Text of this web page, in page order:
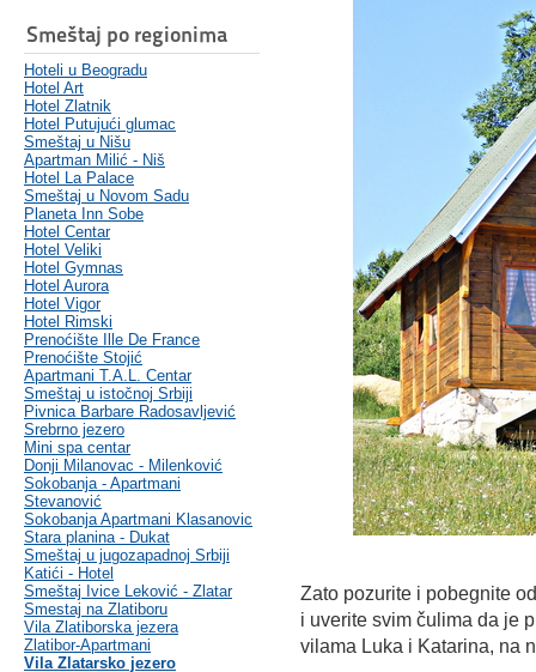
Smeštaj po regionima
Hoteli u Beogradu
Hotel Art
Hotel Zlatnik
Hotel Putujući glumac
Smeštaj u Nišu
Apartman Milić - Niš
Hotel La Palace
Smeštaj u Novom Sadu
Planeta Inn Sobe
Hotel Centar
Hotel Veliki
Hotel Gymnas
Hotel Aurora
Hotel Vigor
Hotel Rimski
Prenoćište Ille De France
Prenoćište Stojić
Apartmani T.A.L. Centar
Smeštaj u istočnoj Srbiji
Pivnica Barbare Radosavljević
Srebrno jezero
Mini spa centar
Donji Milanovac - Milenković
Sokobanja - Apartmani
Stevanović
Sokobanja Apartmani Klasanovic
Stara planina - Dukat
Smeštaj u jugozapadnoj Srbiji
Katići - Hotel
Smeštaj Ivice Leković - Zlatar
Smestaj na Zlatiboru
Vila Zlatiborska jezera
Zlatibor-Apartmani
Vila Zlatarsko jezero
Zato pozurite i pobegnite
i uverite svim čulima da je
vilama Luka i Katarina, na